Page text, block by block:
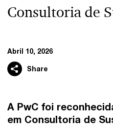
Consultoria de
Abril 10, 2026
Share
A PwC foi
em Consultoria de